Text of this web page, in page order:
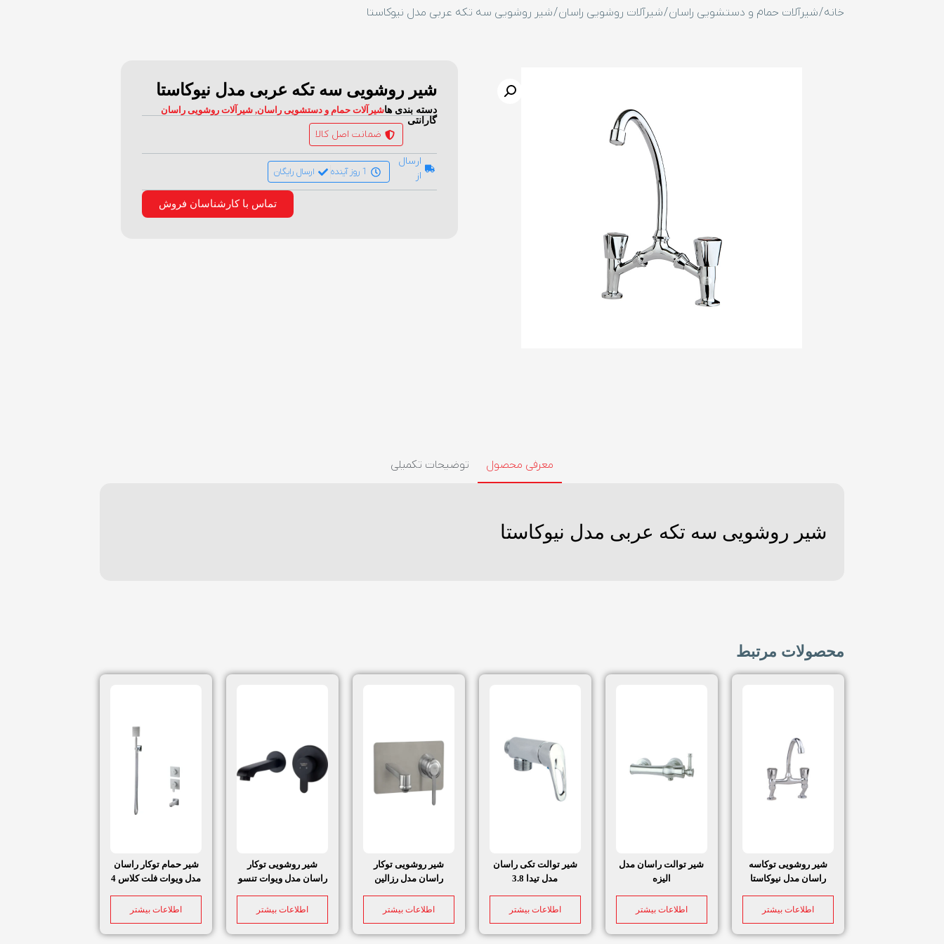
خانه/شیرآلات حمام و دستشویی راسان/شیرآلات روشویی راسان/ شیر روشویی سه تکه عربی مدل نیوکاستا
شیر روشویی سه تکه عربی مدل نیوکاستا
دسته بندی هاشیرآلات حمام و دستشویی راسان, شیرآلات روشویی راسان
گارانتی
ضمانت اصل کالا
ارسال
از
1 روز آینده ارسال رایگان
تماس با کارشناسان فروش
معرفی محصول توضیحات تکمیلی
شیر روشویی سه تکه عربی مدل نیوکاستا
محصولات مرتبط
شیر روشویی توکاسه
راسان مدل نیوکاستا
اطلاعات بیشتر
شیر توالت راسان مدل
الیزه
اطلاعات بیشتر
شیر توالت تکی راسان
مدل تیدا 3.8
اطلاعات بیشتر
شیر روشویی توکار
راسان مدل رزالین
اطلاعات بیشتر
شیر روشویی توکار
راسان مدل ویوات تنسو
اطلاعات بیشتر
شیر حمام توکار راسان
مدل ویوات فلت کلاس 4
اطلاعات بیشتر